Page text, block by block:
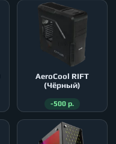
AeroСool RIFT
(Чёрный)
-500 р.